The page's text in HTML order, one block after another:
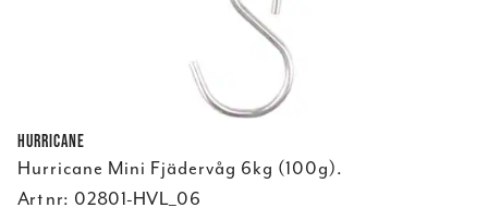
Hurricane
Hurricane Mini Fjädervåg 6kg (100g).
Art nr: 02801-HVL_06